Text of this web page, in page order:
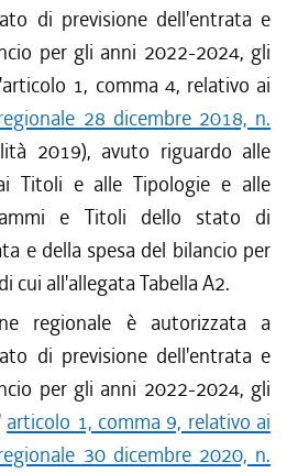
di previsione dell'entrata e
per gli anni 2022-2024, gli
1, comma 4, relativo ai
28 dicembre 2018, n.
2019), avuto riguardo alle
Titoli e alle Tipologie e alle
e Titoli dello stato di
e della spesa del bilancio per
cui all'allegata Tabella A2.
regionale è autorizzata a
di previsione dell'entrata e
per gli anni 2022-2024, gli
articolo 1, comma 9, relativo ai
30 dicembre 2020, n.